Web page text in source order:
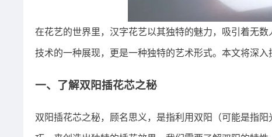
在花艺的世界里，汉字花艺以其独特的魅力，吸引着无
技术的一种展现，更是一种独特的艺术形式。本文将深
一、了解双阳插花芯之秘
双阳插花芯之秘，顾名思义，是指利用双阳（可能是指